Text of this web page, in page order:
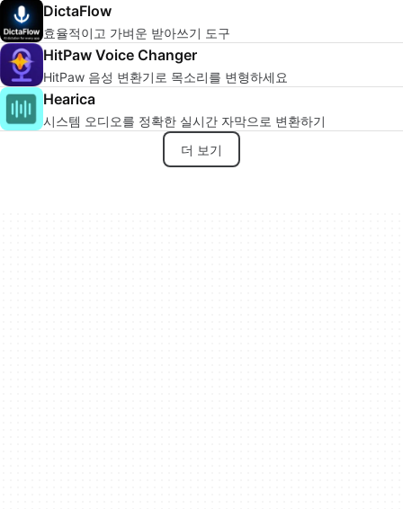
DictaFlow
효율적이고 가벼운 받아쓰기 도구
HitPaw Voice Changer
HitPaw 음성 변환기로 목소리를 변형하세요
Hearica
시스템 오디오를 정확한 실시간 자막으로 변환하기
더 보기